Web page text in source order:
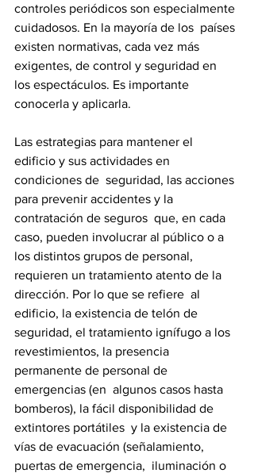
controles periódicos son especialmente
cuidadosos. En la mayoría de los  países
existen normativas, cada vez más
exigentes, de control y seguridad en
los espectáculos. Es importante
conocerla y aplicarla.
Las estrategias para mantener el
edificio y sus actividades en
condiciones de  seguridad, las acciones
para prevenir accidentes y la
contratación de seguros  que, en cada
caso, pueden involucrar al público o a
los distintos grupos de personal,
requieren un tratamiento atento de la
dirección. Por lo que se refiere  al
edificio, la existencia de telón de
seguridad, el tratamiento ignífugo a los
revestimientos, la presencia
permanente de personal de
emergencias (en  algunos casos hasta
bomberos), la fácil disponibilidad de
extintores portátiles  y la existencia de
vías de evacuación (señalamiento,
puertas de emergencia,  iluminación o